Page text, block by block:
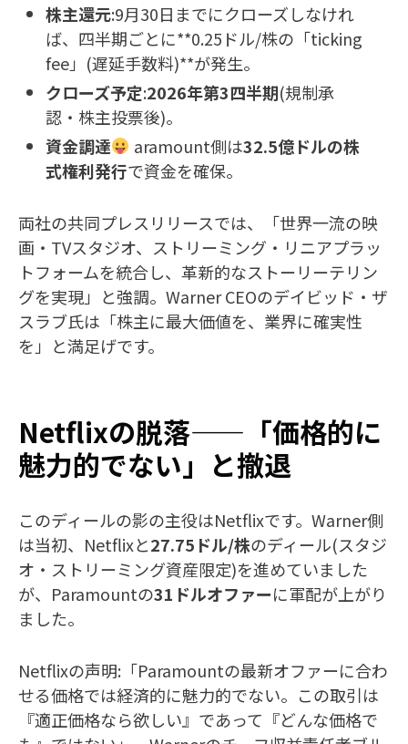
株主還元:9月30日までにクローズしなけれ
ば、四半期ごとに**0.25ドル/株の「ticking
fee」(遅延手数料)**が発生。
クローズ予定:2026年第3四半期(規制承
認・株主投票後)。
資金調達
aramount側は32.5億ドルの株
式権利発行で資金を確保。
両社の共同プレスリリースでは、「世界一流の映
画・TVスタジオ、ストリーミング・リニアプラッ
トフォームを統合し、革新的なストーリーテリン
グを実現」と強調。Warner CEOのデイビッド・ザ
スラブ氏は「株主に最大価値を、業界に確実性
を」と満足げです。
Netflixの脱落——「価格的に
魅力的でない」と撤退
このディールの影の主役はNetflixです。Warner側
は当初、Netflixと27.75ドル/株のディール(スタジ
オ・ストリーミング資産限定)を進めていました
が、Paramountの31ドルオファーに軍配が上がり
ました。
Netflixの声明:「Paramountの最新オファーに合わ
せる価格では経済的に魅力的でない。この取引は
『適正価格なら欲しい』であって『どんな価格で